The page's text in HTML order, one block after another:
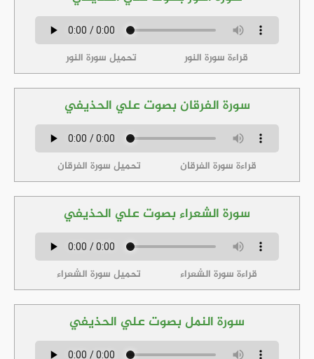
قراءة سورة النور تحميل سورة النور
سورة الفرقان بصوت علي الحذيفي
قراءة سورة الفرقان تحميل سورة الفرقان
سورة الشعراء بصوت علي الحذيفي
قراءة سورة الشعراء تحميل سورة الشعراء
سورة النمل بصوت علي الحذيفي